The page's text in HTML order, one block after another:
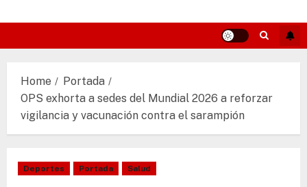
Home
Portada
OPS exhorta a sedes del Mundial 2026 a reforzar
vigilancia y vacunación contra el sarampión
Deportes Portada Salud